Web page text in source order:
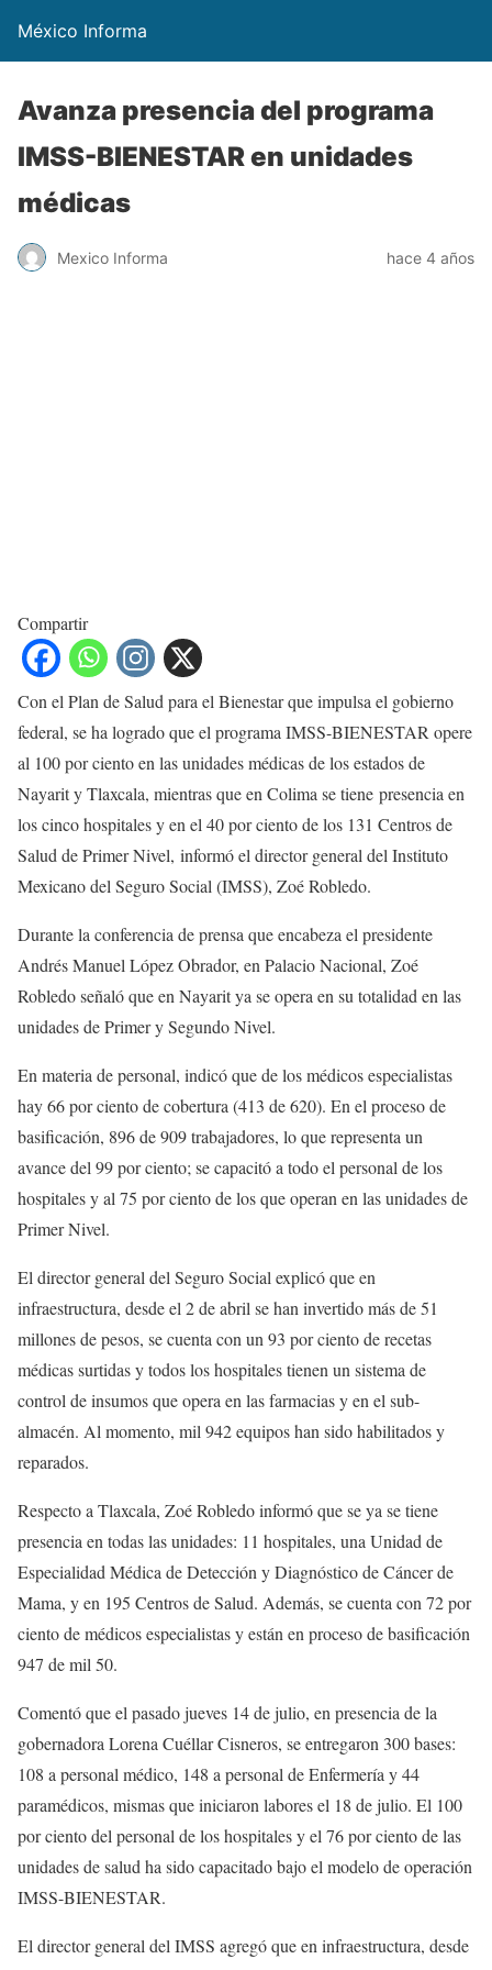
México Informa
Avanza presencia del programa
IMSS-BIENESTAR en unidades
médicas
Mexico Informa hace 4 años
Compartir
Con el Plan de Salud para el Bienestar que impulsa el gobierno
federal, se ha logrado que el programa IMSS-BIENESTAR opere
al 100 por ciento en las unidades médicas de los estados de
Nayarit y Tlaxcala, mientras que en Colima se tiene presencia en
los cinco hospitales y en el 40 por ciento de los 131 Centros de
Salud de Primer Nivel, informó el director general del Instituto
Mexicano del Seguro Social (IMSS), Zoé Robledo.
Durante la conferencia de prensa que encabeza el presidente
Andrés Manuel López Obrador, en Palacio Nacional, Zoé
Robledo señaló que en Nayarit ya se opera en su totalidad en las
unidades de Primer y Segundo Nivel.
En materia de personal, indicó que de los médicos especialistas
hay 66 por ciento de cobertura (413 de 620). En el proceso de
basificación, 896 de 909 trabajadores, lo que representa un
avance del 99 por ciento; se capacitó a todo el personal de los
hospitales y al 75 por ciento de los que operan en las unidades de
Primer Nivel.
El director general del Seguro Social explicó que en
infraestructura, desde el 2 de abril se han invertido más de 51
millones de pesos, se cuenta con un 93 por ciento de recetas
médicas surtidas y todos los hospitales tienen un sistema de
control de insumos que opera en las farmacias y en el sub-
almacén. Al momento, mil 942 equipos han sido habilitados y
reparados.
Respecto a Tlaxcala, Zoé Robledo informó que se ya se tiene
presencia en todas las unidades: 11 hospitales, una Unidad de
Especialidad Médica de Detección y Diagnóstico de Cáncer de
Mama, y en 195 Centros de Salud. Además, se cuenta con 72 por
ciento de médicos especialistas y están en proceso de basificación
947 de mil 50.
Comentó que el pasado jueves 14 de julio, en presencia de la
gobernadora Lorena Cuéllar Cisneros, se entregaron 300 bases:
108 a personal médico, 148 a personal de Enfermería y 44
paramédicos, mismas que iniciaron labores el 18 de julio. El 100
por ciento del personal de los hospitales y el 76 por ciento de las
unidades de salud ha sido capacitado bajo el modelo de operación
IMSS-BIENESTAR.
El director general del IMSS agregó que en infraestructura, desde